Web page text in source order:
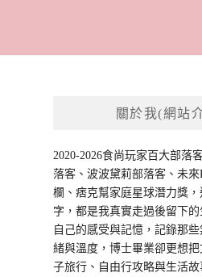
關於我(網站
2020-2026食尚玩家百大部落
落客、波波黛莉部落客、未
欄、痞克幫家庭星球潛力獎
字，都是我真實走過後留下
自己的感受與記憶，記錄那
緒與溫度，博士畢業卻更想
子旅行、自由行攻略與生活